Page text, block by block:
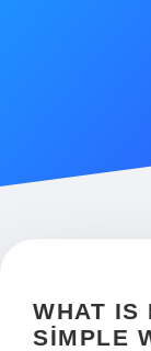
Hakkımızda
WHAT IS
SIMPLE